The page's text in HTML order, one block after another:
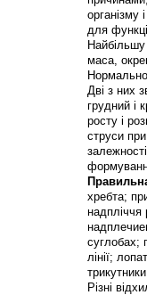
організму
для
маса,
Дві з них
грудний і
росту і
струси
хребта;
надпліччя
суглобах;
лінії;
Різні